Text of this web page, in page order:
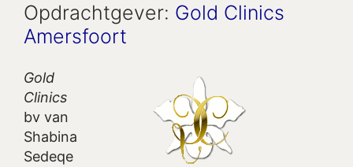
Opdrachtgever: Gold Clinics
Amersfoort
Gold
Clinics
bv van
Shabina
Sedeqe